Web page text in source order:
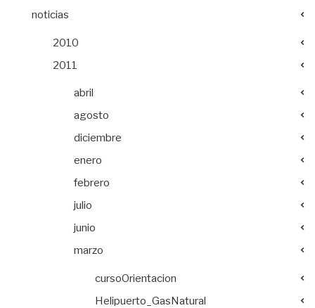
noticias
2010
2011
abril
agosto
diciembre
enero
febrero
julio
junio
marzo
cursoOrientacion
Helipuerto_GasNatural